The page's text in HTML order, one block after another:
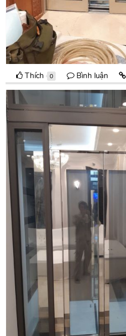
Thích 0 Bình luận